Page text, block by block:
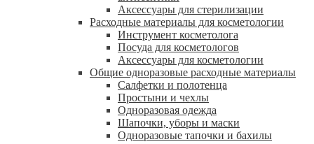
Аксессуары для стерилизации
Расходные материалы для косметологии
Инструмент косметолога
Посуда для косметологов
Аксессуары для косметологии
Общие одноразовые расходные материалы
Салфетки и полотенца
Простыни и чехлы
Одноразовая одежда
Шапочки, уборы и маски
Одноразовые тапочки и бахилы